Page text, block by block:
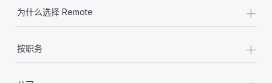
为什么选择 Remote +
按职务 +